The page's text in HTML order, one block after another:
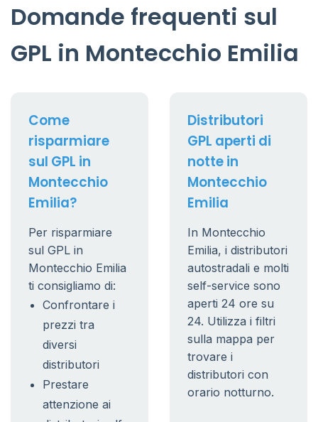
Domande frequenti sul
GPL in Montecchio Emilia
Come
risparmiare
sul GPL in
Montecchio
Emilia?
Per risparmiare
sul GPL in
Montecchio Emilia
ti consigliamo di:
Confrontare i
prezzi tra
diversi
distributori
Prestare
attenzione ai
Distributori
GPL aperti di
notte in
Montecchio
Emilia
In Montecchio
Emilia, i distributori
autostradali e molti
self-service sono
aperti 24 ore su
24. Utilizza i filtri
sulla mappa per
trovare i
distributori con
orario notturno.